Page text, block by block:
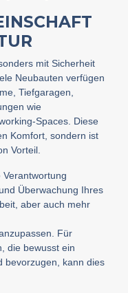
mit Sicherheit
Neubauten verfügen
Tiefgaragen,
wie
Spaces. Diese
Komfort, sondern ist
Vorteil.
Überwachung Ihres
aber auch mehr
Für
die bewusst ein
bevorzugen, kann dies